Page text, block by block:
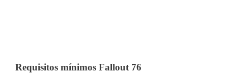
Requisitos mínimos Fallout 76